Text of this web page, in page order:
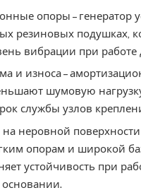
опоры – генератор
резиновых подушках,
вибрации при работе
и износа –
шумовую
службы узлов
на неровной поверхности
опорам и широкой
устойчивость при